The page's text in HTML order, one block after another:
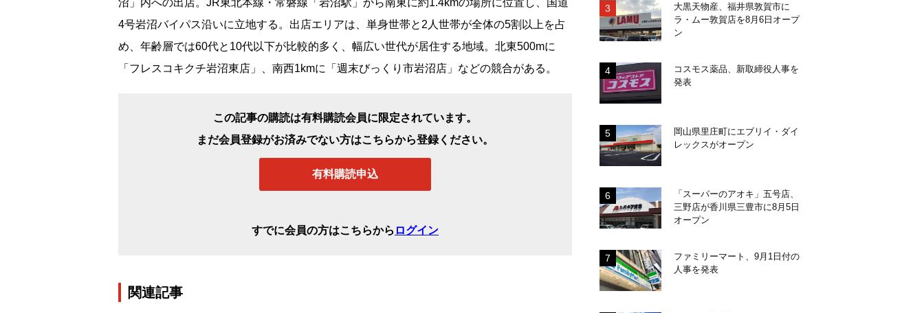
沼」内への出店。JR東北本線・常磐線「岩沼駅」から南東に約1.4kmの場所に位置し、国道
4号岩沼バイパス沿いに立地する。出店エリアは、単身世帯と2人世帯が全体の5割以上を占
め、年齢層では60代と10代以下が比較的多く、幅広い世代が居住する地域。北東500mに
「フレスコキクチ岩沼東店」、南西1kmに「週末びっくり市岩沼店」などの競合がある。
この記事の購読は有料購読会員に限定されています。
まだ会員登録がお済みでない方はこちらから登録ください。
有料購読申込
すでに会員の方はこちらから ログイン
関連記事
大黒天物産、福井県敦賀市に
ラ・ムー敦賀店を8月6日オープ
ン
コスモス薬品、新取締役人事を
発表
岡山県里庄町にエブリイ・ダイ
レックスがオープン
「スーパーのアオキ」五号店、
三野店が香川県三豊市に8月5日
オープン
ファミリーマート、9月1日付の
人事を発表